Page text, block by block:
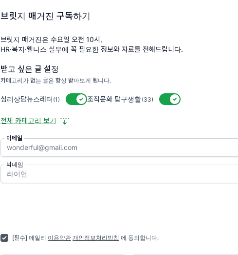
브릿지 매거진 구독하기
브릿지 매거진은 수요일 오전 10시,
HR·복지·웰니스 실무에 꼭 필요한 정보와 자료를 전해드립니다.
받고 싶은 글 설정
카테고리가 없는 글은 항상 받아보게 됩니다.
심리상담뉴스레터 (1) 활성/비활성 스위치
조직문화 탐구생활 (33) 활성/비활성 스위치
전체 카테고리 보기
이메일
닉네임
[필수] 메일리 이용약관 개인정보처리방침 에 동의합니다.